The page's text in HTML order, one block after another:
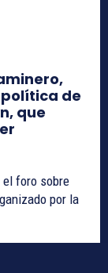
de
que
el foro sobre
por la